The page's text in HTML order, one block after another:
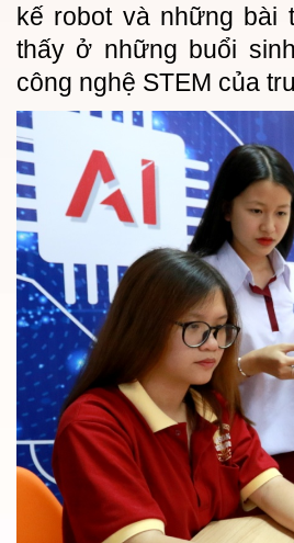
kế robot và những bài
thấy ở những buổi
công nghệ STEM của